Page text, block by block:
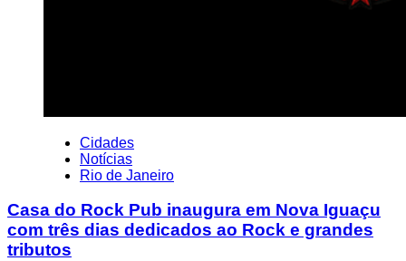
Cidades
Notícias
Rio de Janeiro
Casa do Rock Pub inaugura em Nova Iguaçu
com três dias dedicados ao Rock e grandes
tributos